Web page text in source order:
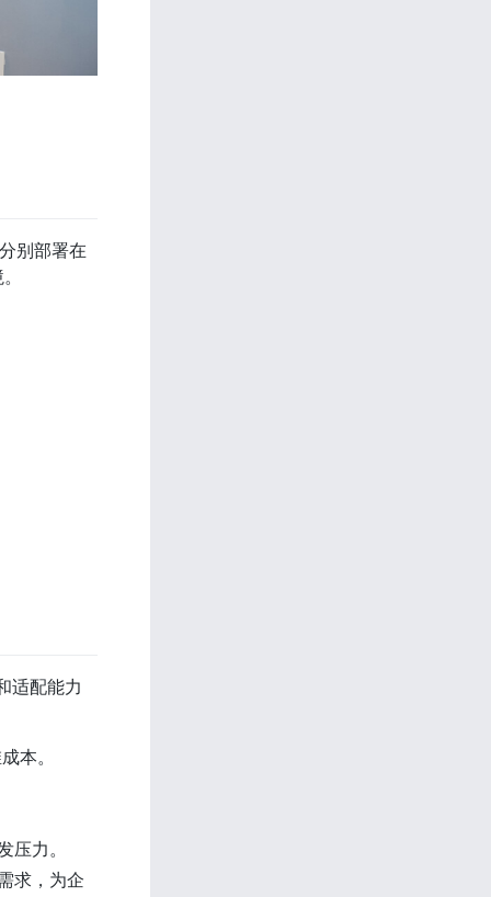
别部署在
适配能力
本。
压力。
求，为企